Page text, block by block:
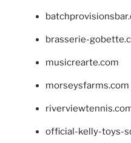
brasserie-
musicrearte.com
morseysfarms.com
official-kelly-toys-